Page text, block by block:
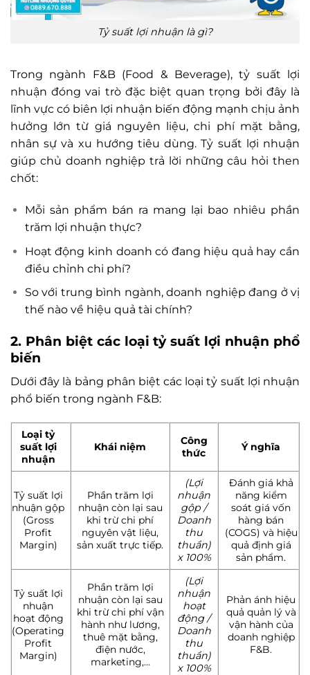
Tỷ suất lợi nhuận là gì?
Trong ngành F&B (Food & Beverage), tỷ suất lợi
nhuận đóng vai trò đặc biệt quan trọng bởi đây là
lĩnh vực có biên lợi nhuận biến động mạnh chịu ảnh
hưởng lớn từ giá nguyên liệu, chi phí mặt bằng,
nhân sự và xu hướng tiêu dùng. Tỷ suất lợi nhuận
giúp chủ doanh nghiệp trả lời những câu hỏi then
chốt:
Mỗi sản phẩm bán ra mang lại bao nhiêu phần
trăm lợi nhuận thực?
Hoạt động kinh doanh có đang hiệu quả hay cần
điều chỉnh chi phí?
So với trung bình ngành, doanh nghiệp đang ở vị
thế nào về hiệu quả tài chính?
2. Phân biệt các loại tỷ suất lợi nhuận phổ
biến
Dưới đây là bảng phân biệt các loại tỷ suất lợi nhuận
phổ biến trong ngành F&B:
Loại tỷ
suất lợi
nhuận
Khái niệm
Công
thức
Ý nghĩa
Tỷ suất lợi
nhuận gộp
(Gross
Profit
Margin)
Phần trăm lợi
nhuận còn lại sau
khi trừ chi phí
nguyên vật liệu,
sản xuất trực tiếp.
(Lợi
nhuận
gộp /
Doanh
thu
thuần)
x 100%
Đánh giá khả
năng kiểm
soát giá vốn
hàng bán
(COGS) và hiệu
quả định giá
sản phẩm.
Tỷ suất lợi
nhuận
hoạt động
(Operating
Profit
Margin)
Phần trăm lợi
nhuận còn lại sau
khi trừ chi phí vận
hành như lương,
thuê mặt bằng,
điện nước,
marketing,…
(Lợi
nhuận
hoạt
động /
Doanh
thu
thuần)
x 100%
Phản ánh hiệu
quả quản lý và
vận hành của
doanh nghiệp
F&B.